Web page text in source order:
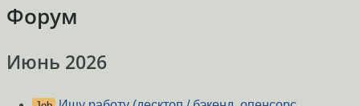
Форум
Июнь 2026